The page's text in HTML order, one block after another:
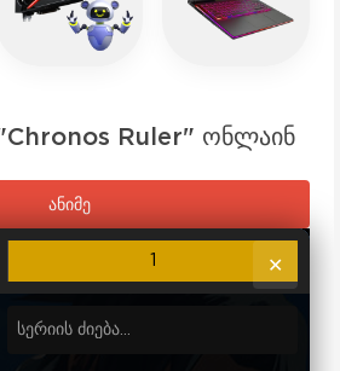
"Chronos Ruler" ონლაინ
ანიმე
✕
1